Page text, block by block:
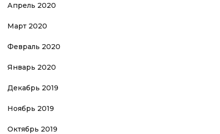
Апрель 2020
Март 2020
Февраль 2020
Январь 2020
Декабрь 2019
Ноябрь 2019
Октябрь 2019